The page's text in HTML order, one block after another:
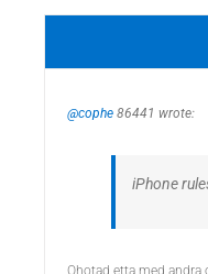
@cophe 86441 wrote:
iPhone
Ohotad etta med andra